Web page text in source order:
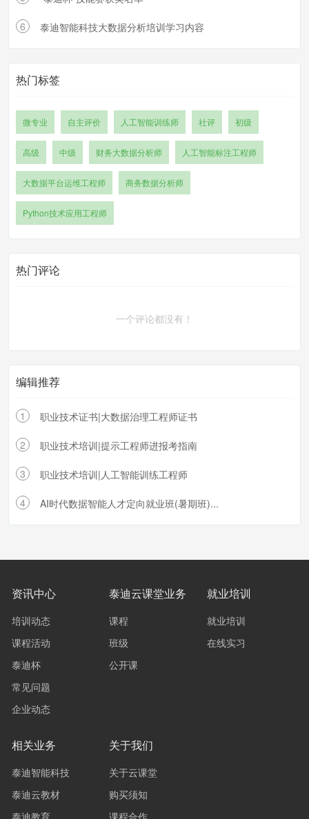
6 泰迪智能科技大数据分析培训学习内容
热门标签
微专业 自主评价 人工智能训练师 社评 初级
高级 中级 财务大数据分析师 人工智能标注工程师
大数据平台运维工程师 商务数据分析师
Python技术应用工程师
热门评论
一个评论都没有！
编辑推荐
1 职业技术证书|大数据治理工程师证书
2 职业技术培训|提示工程师进报考指南
3 职业技术培训|人工智能训练工程师
4 AI时代数据智能人才定向就业班(暑期班)...
资讯中心
培训动态
课程活动
泰迪杯
常见问题
企业动态
泰迪云课堂业务
课程
班级
公开课
就业培训
就业培训
在线实习
相关业务
泰迪智能科技
泰迪云教材
泰迪教育
关于我们
关于云课堂
购买须知
课程合作